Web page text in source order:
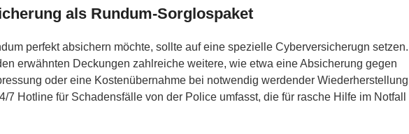
als Rundum-Sorglospaket
perfekt absichern möchte, sollte auf eine spezielle Cyberversicherugn setzen.
erwähnten Deckungen zahlreiche weitere, wie etwa eine Absicherung gegen
oder eine Kostenübernahme bei notwendig werdender Wiederherstellung
7 Hotline für Schadensfälle von der Police umfasst, die für rasche Hilfe im Notfall